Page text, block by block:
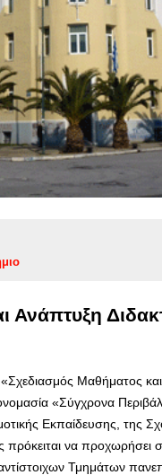
Ανάπτυξη
Μαθήματος και
«Σύγχρονα
Εκπαίδευσης, της
να προχωρήσει
Τμημάτων